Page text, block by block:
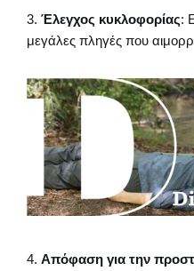
3. Έλεγχος κυκλοφορίας:
μεγάλες πληγές που
4. Απόφαση για την